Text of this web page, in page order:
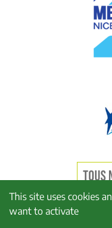
TOUS
This site uses cookies
want to activate